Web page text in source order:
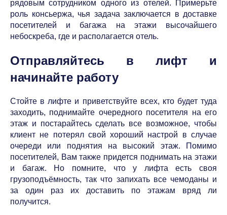
рядовым сотрудником одного из отелей. Примерьте
роль консьержа, чья задача заключается в доставке
посетителей и багажа на этажи высочайшего
небоскреба, где и располагается отель.
Отправляйтесь в лифт и
начинайте работу
Стойте в лифте и приветствуйте всех, кто будет туда
заходить, поднимайте очередного посетителя на его
этаж и постарайтесь сделать все возможное, чтобы
клиент не потерял свой хороший настрой в случае
очереди или поднятия на высокий этаж. Помимо
посетителей, Вам также придется поднимать на этажи
и багаж. Но помните, что у лифта есть своя
грузоподъёмность, так что запихать все чемоданы и
за один раз их доставить по этажам вряд ли
получится.